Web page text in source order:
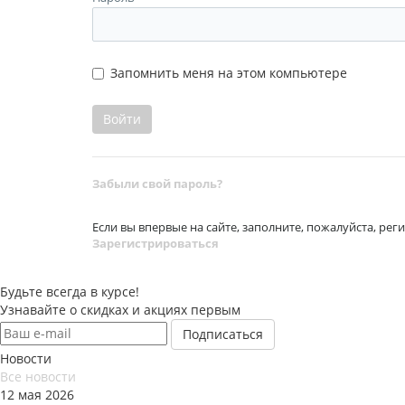
Запомнить меня на этом компьютере
Забыли свой пароль?
Если вы впервые на сайте, заполните, пожалуйста,
Зарегистрироваться
Будьте всегда в курсе!
Узнавайте о скидках и акциях первым
Новости
Все новости
12 мая 2026